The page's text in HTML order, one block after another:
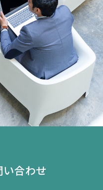
合わせ